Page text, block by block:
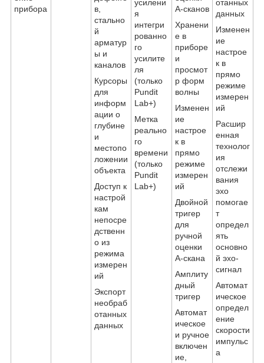
прибора
в,
стально
й
арматур
ы и
каналов
Курсоры
для
информ
ации о
глубине
и
местопо
ложении
объекта
Доступ к
настрой
кам
непосре
дственн
о из
режима
измерен
ий
Экспорт
необраб
отанных
данных
усилени
я
интегри
рованно
го
усилите
ля
(только
Pundit
Lab+)
Метка
реально
го
времени
(только
Pundit
Lab+)
A-сканов
Хранени
е в
приборе
и
просмот
р форм
волны
Изменен
ие
настрое
к в
прямо
режиме
измерен
ий
Двойной
тригер
для
ручной
оценки
A-скана
Амплиту
дный
тригер
Автомат
ическое
и ручное
включен
ие,
отанных
данных
Изменен
ие
настрое
к в
прямо
режиме
измерен
ий
Расшир
енная
технолог
ия
отслежи
вания
эхо
помогае
т
определ
ять
основно
й эхо-
сигнал
Автомат
ическое
определ
ение
скорости
импульс
а